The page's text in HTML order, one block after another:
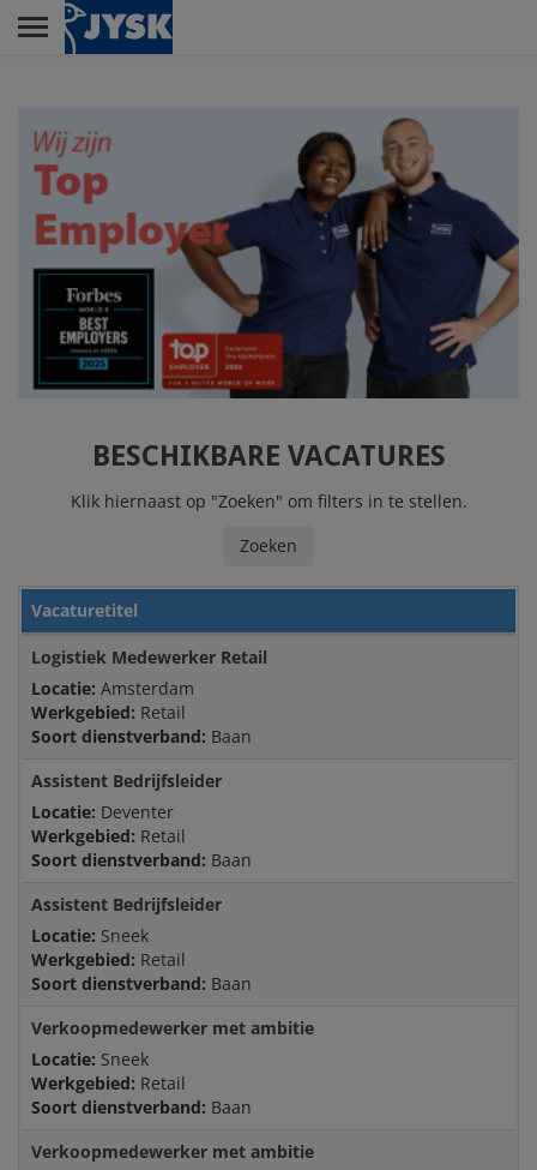
Skip
RETAIL
DISTRIBUTIECENTRUM
LELYSTAD
CUSTOMER SERVICE
HOOFDKANTOOR
JYSK ALS WERKGEVER
BEKIJK ONZE VACATURES
BESCHIKBARE VACATURES
Klik hiernaast op "Zoeken" om filters in te stellen.
Zoeken
Vacaturetitel
Logistiek Medewerker Retail
Locatie: Amsterdam
Werkgebied: Retail
Soort dienstverband: Baan
Assistent Bedrijfsleider
Locatie: Deventer
Werkgebied: Retail
Soort dienstverband: Baan
Assistent Bedrijfsleider
Locatie: Sneek
Werkgebied: Retail
Soort dienstverband: Baan
Verkoopmedewerker met ambitie
Locatie: Sneek
Werkgebied: Retail
Soort dienstverband: Baan
Verkoopmedewerker met ambitie